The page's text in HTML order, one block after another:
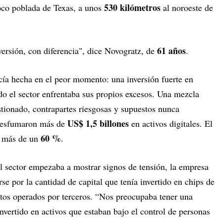
poblada de Texas, a unos 530 kilómetros al noroeste de
con diferencia", dice Novogratz, de 61 años.
hecha en el peor momento: una inversión fuerte en
el sector enfrentaba sus propios excesos. Una mezcla
contrapartes riesgosas y supuestos nunca
más de US$ 1,5 billones en activos digitales. El
de un 60 %.
empezaba a mostrar signos de tensión, la empresa
por la cantidad de capital que tenía invertido en chips de
operados por terceros. “Nos preocupaba tener una
en activos que estaban bajo el control de personas